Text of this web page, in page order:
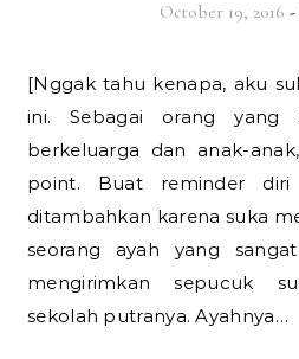
October 19, 2016 -
[Nggak tahu kenapa, aku suka banget sama surat
ini. Sebagai orang yang
berkeluarga dan anak-
point. Buat reminder diri
ditambahkan karena suka
seorang ayah yang
mengirimkan sepucuk
sekolah putranya. Ayahnya…